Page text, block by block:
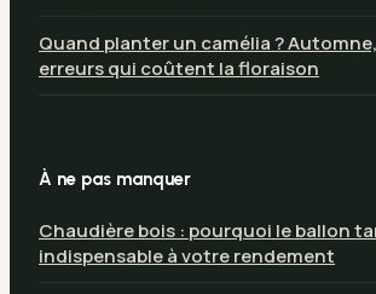
Quand planter un camélia ?
erreurs qui coûtent la floraison
À ne pas manquer
Chaudière bois : pourquoi le ballon
indispensable à votre rendement